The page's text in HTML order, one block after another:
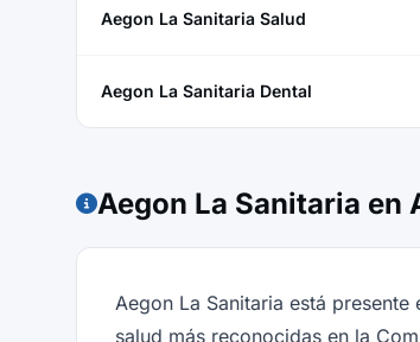
Aegon La Sanitaria Salud
Aegon La Sanitaria Dental
Aegon La Sanitaria en
Aegon La Sanitaria está
salud más reconocidas en la